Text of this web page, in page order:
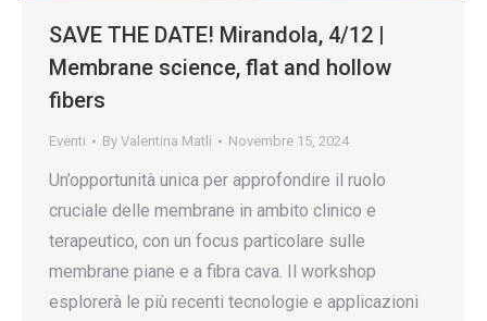
SAVE THE DATE! Mirandola, 4/12 |
Membrane science, flat and hollow
fibers
Eventi By Valentina Matli Novembre 15, 2024
Un’opportunità unica per approfondire il ruolo
cruciale delle membrane in ambito clinico e
terapeutico, con un focus particolare sulle
membrane piane e a fibra cava. Il workshop
esplorerà le più recenti tecnologie e applicazioni